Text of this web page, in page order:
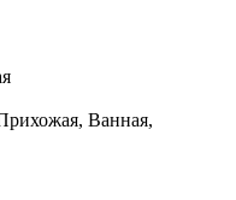
Ванная,